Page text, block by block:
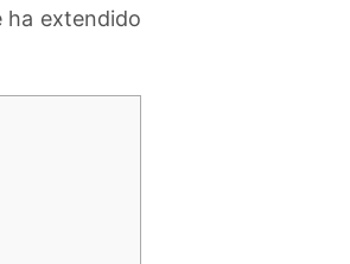
ha extendido